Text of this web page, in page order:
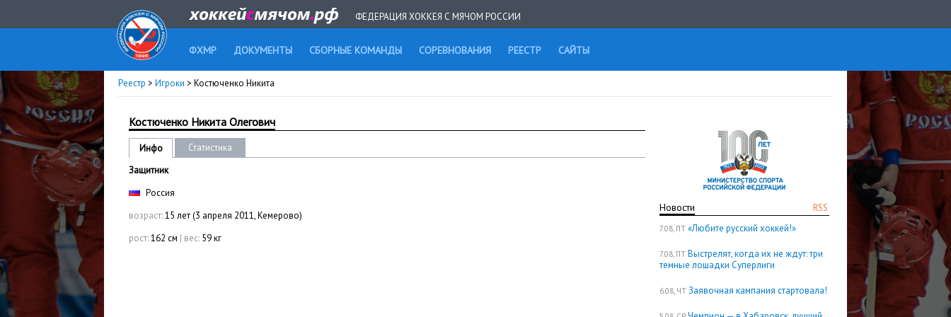
ФЕДЕРАЦИЯ ХОККЕЯ С МЯЧОМ РОССИИ
ФХМР ДОКУМЕНТЫ СБОРНЫЕ КОМАНДЫ СОРЕВНОВАНИЯ РЕЕСТР САЙТЫ
Реестр > Игроки > Костюченко Никита
RSS
Новости
7.08, ПТ «Любите русский хоккей!»
7.08, ПТ Выстрелят, когда их не ждут: три
темные лошадки Суперлиги
6.08, ЧТ Заявочная кампания стартовала!
Костюченко Никита Олегович
Инфо
Статистика
Защитник
Россия
возраст:15 лет (3 апреля 2011, Кемерово)
рост:162 см | вес: 59 кг